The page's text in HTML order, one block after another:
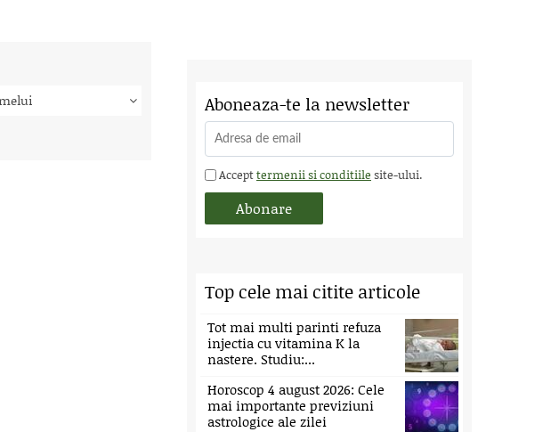
Aboneaza-te la newsletter
Accepttermenii si conditiile site-ului.
Top cele mai citite articole
Tot mai multi parinti refuza
injectia cu vitamina K la
nastere. Studiu:...
Horoscop 4 august 2026: Cele
mai importante previziuni
astrologice ale zilei